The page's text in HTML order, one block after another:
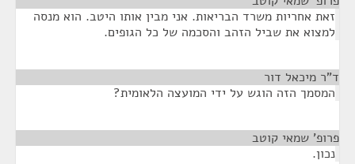
זאת אחריות משרד הבריאות. אני מבין אותו היטב. הוא מנסה
למצוא את שביל הזהב והסכמה של כל הגופים.
ד"ר מיכאל דור
המסמך הזה הוגש על ידי המועצה הלאומית?
פרופ' שמאי קוטב
נכון.